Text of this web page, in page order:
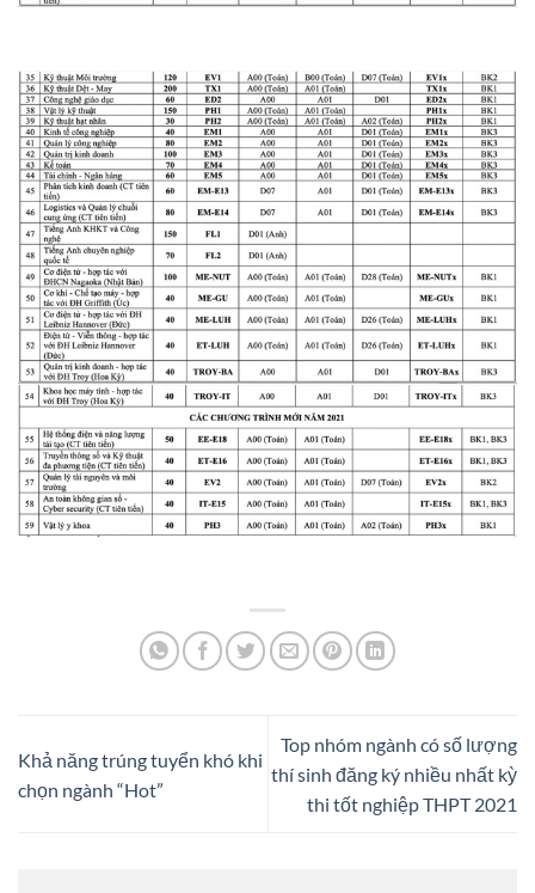
Khả năng trúng tuyển khó khi
chọn ngành “Hot”
Top nhóm ngành có số lượng
thí sinh đăng ký nhiều nhất kỳ
thi tốt nghiệp THPT 2021